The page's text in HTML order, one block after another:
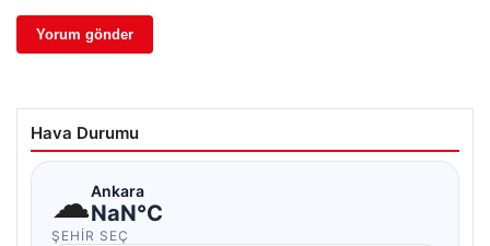
Hava Durumu
☁Ankara
NaN°C
ŞEHIR SEÇ